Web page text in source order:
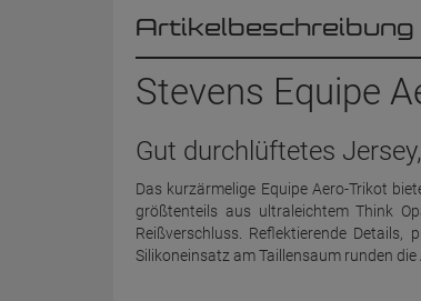
Artikelbeschreibung
Stevens Equipe
Gut durchlüftetes
Das kurzärmelige Equipe Aero-Trikot
größtenteils aus ultraleichtem Think
Reißverschluss. Reflektierende
Silikoneinsatz am Taillensaum runden